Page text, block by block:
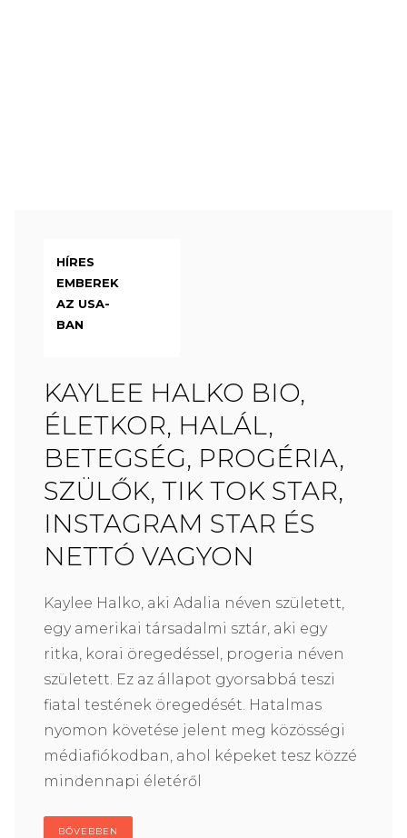
HÍRES
EMBEREK
AZ USA-
BAN
KAYLEE HALKO BIO,
ÉLETKOR, HALÁL,
BETEGSÉG, PROGÉRIA,
SZÜLŐK, TIK TOK STAR,
INSTAGRAM STAR ÉS
NETTÓ VAGYON
Kaylee Halko, aki Adalia néven született,
egy amerikai társadalmi sztár, aki egy
ritka, korai öregedéssel, progeria néven
született. Ez az állapot gyorsabbá teszi
fiatal testének öregedését. Hatalmas
nyomon követése jelent meg közösségi
médiafiókodban, ahol képeket tesz közzé
mindennapi életéről
BŐVEBBEN